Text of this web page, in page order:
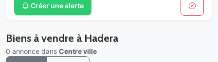
Créer une alerte
Biens à vendre à Hadera
0 annonce dans Centre ville